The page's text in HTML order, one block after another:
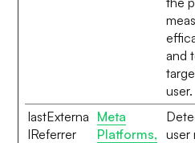
and
user.
lastExterna
lReferrer
Meta
Platforms,
user